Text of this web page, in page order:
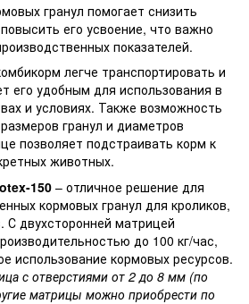
гранул помогает снизить
его усвоение, что важно
показателей.
легче транспортировать и
его удобным для использования в
и условиях. Также возможность
гранул и диаметров
позволяет подстраивать корм к
животных.
150 – отличное решение для
кормовых гранул для кроликов,
С двухсторонней матрицей
до 100 кг/час,
использование кормовых ресурсов.
с отверстиями от 2 до 8 мм (по
матрицы можно приобрести по